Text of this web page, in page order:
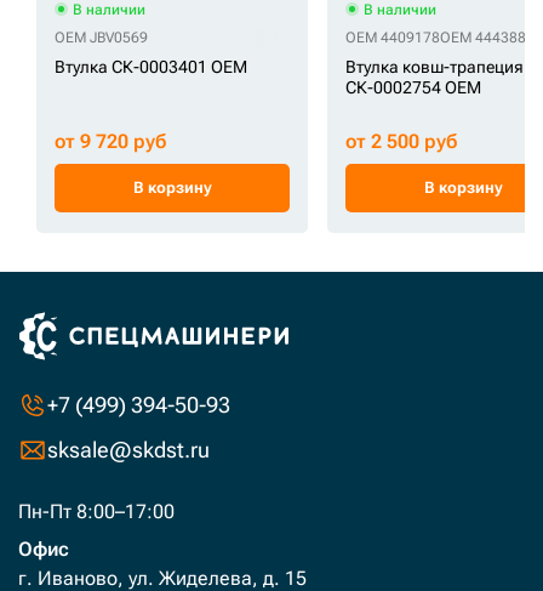
В наличии
OEM JBV0569
Втулка СК-0003401 OEM
от 9 720 руб
В корзину
В наличии
OEM 4409178OEM 4443882
Втулка ковш-трапеция
СК-0002754 OEM
от 2 500 руб
В корзину
+7 (499) 394-50-93
sksale@skdst.ru
Пн-Пт 8:00–17:00
Офис
г. Иваново, ул. Жиделева, д. 15